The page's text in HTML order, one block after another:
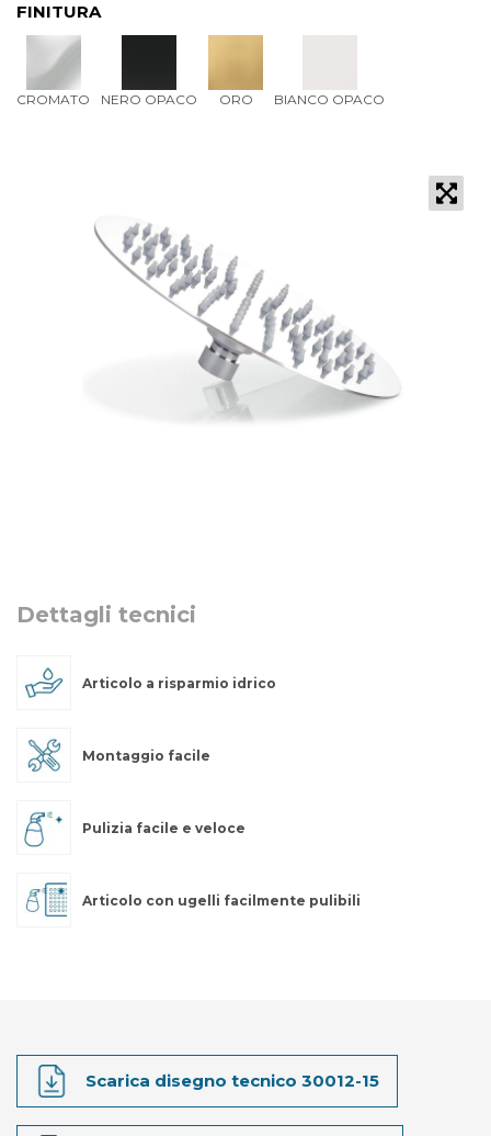
FINITURA
CROMATO NERO OPACO ORO BIANCO OPACO
Dettagli tecnici
Articolo a risparmio idrico
Montaggio facile
Pulizia facile e veloce
Articolo con ugelli facilmente pulibili
Scarica disegno tecnico 30012-15